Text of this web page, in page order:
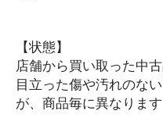
パソコン関連家電
USBハブ
外付けドライブ
切り替え・分配器・アダプ
【状態】
店舗から買い取った中古
目立った傷や汚れのな
が、商品毎に異なります